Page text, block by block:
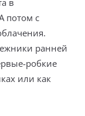
в
потом с
ранней
робкие
или как